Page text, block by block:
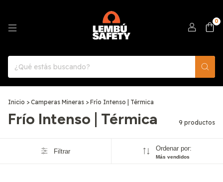
0
Inicio > Camperas Mineras > Frío Intenso | Térmica
Frío Intenso | Térmica 9 productos
Filtrar Ordenar por:
Más vendidos